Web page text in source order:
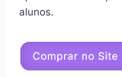
alunos.